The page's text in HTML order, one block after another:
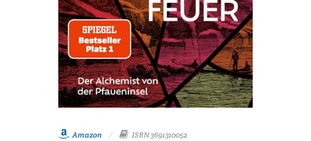
Amazon
ISBN 3691310052